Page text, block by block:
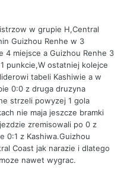
w grupie H,Central
Guizhou Renhe w 3
4 miejsce a Guizhou Renhe 3
punkcie,W ostatniej kolejce
tabeli Kashiwie a w
0:0 z druga druzyna
strzeli powyzej 1 gola
nie maja jeszcze bramki
zremisowali po 0 z
0:1 z Kashiwa.Guizhou
Coast jak narazie i dlatego
nawet wygrac.